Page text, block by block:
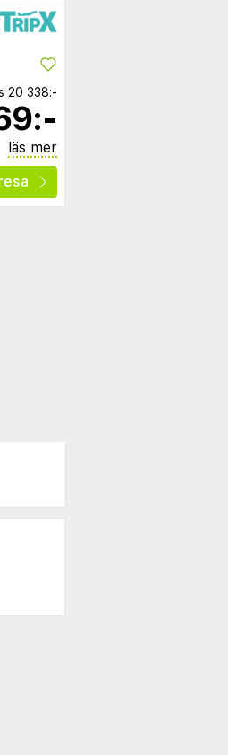
20 338:-
läs mer